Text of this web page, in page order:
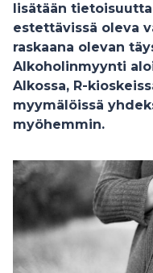
lisätään
estettävissä oleva
raskaana olevan
Alkoholinmyynti
Alkossa, R-
myymälöissä
myöhemmin.